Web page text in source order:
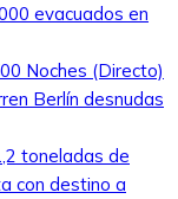
evacuados en
Noches (Directo)
Berlín desnudas
toneladas de
con destino a